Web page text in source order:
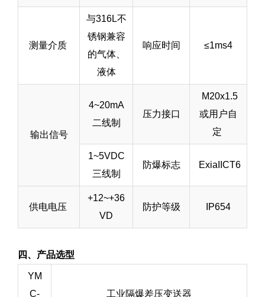
测量介质
与316L不
锈钢兼容
的气体、
液体
响应时间 ≤1ms4
输出信号
4~20mA
二线制
压力接口
M20x1.5
或用户自
定
1~5VDC
三线制
防爆标志 ExiaIICT6
供电电压
+12~+36
VD
防护等级 IP654
四、产品选型
YM
C-
工业隔爆差压变送器